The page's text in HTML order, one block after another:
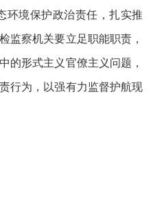
环境保护政治责任，扎实推
监察机关要立足职能职责，
的形式主义官僚主义问题，
行为，以强有力监督护航现